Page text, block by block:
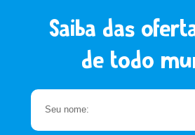
Saiba das
de todo